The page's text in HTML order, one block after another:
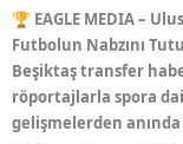
🏆 EAGLE MEDIA –
Futbolun Nabzını
Beşiktaş transfer
röportajlarla spora
gelişmelerden